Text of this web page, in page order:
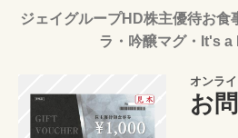
ジェイグループHD株主優待お食
ラ・吟醸マグ・It's a
オンラ
お